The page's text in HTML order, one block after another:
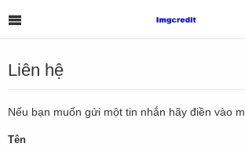
Liên hệ
Nếu bạn muốn gửi một tin nhắn hãy điền vào
Tên